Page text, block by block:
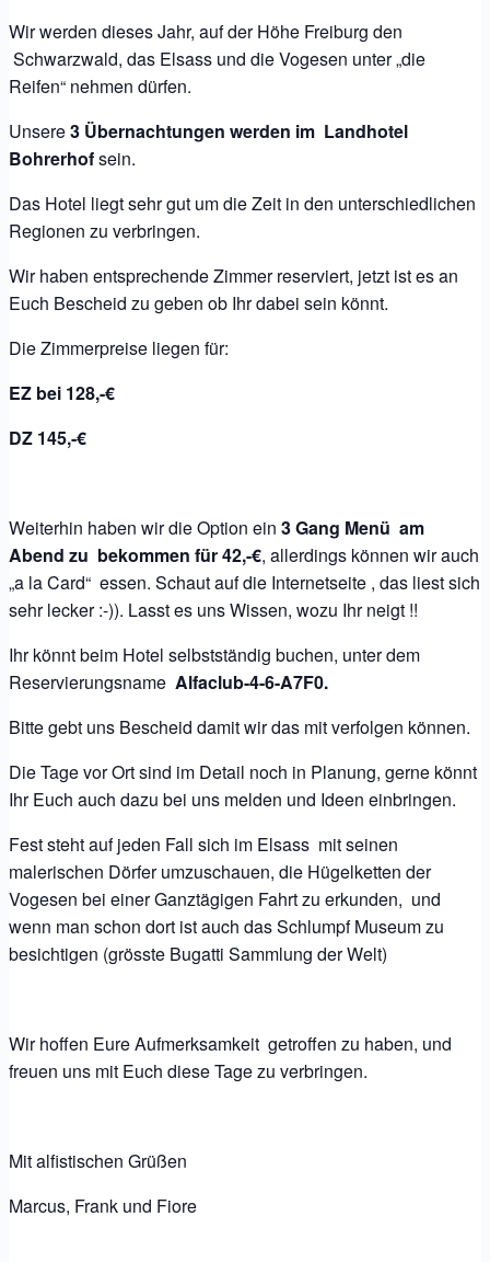
Wir werden dieses Jahr, auf der Höhe Freiburg den
Schwarzwald, das Elsass und die Vogesen unter „die
Reifen“ nehmen dürfen.
Unsere3 Übernachtungen werden im Landhotel
Bohrerhofsein.
Das Hotel liegt sehr gut um die Zeit in den unterschiedlichen
Regionen zu verbringen.
Wir haben entsprechende Zimmer reserviert, jetzt ist es an
Euch Bescheid zu geben ob Ihr dabei sein könnt.
Die Zimmerpreise liegen für:
EZ bei 128,-€
DZ 145,-€
Weiterhin haben wir die Option ein 3 Gang Menü am
Abend zu bekommen für 42,-€, allerdings können wir auch
„a la Card“ essen. Schaut auf die Internetseite , das liest sich
sehr lecker :-)). Lasst es uns Wissen, wozu Ihr neigt !!
Ihr könnt beim Hotel selbstständig buchen, unter dem
Reservierungsname Alfaclub-4-6-A7F0.
Bitte gebt uns Bescheid damit wir das mit verfolgen können.
Die Tage vor Ort sind im Detail noch in Planung, gerne könnt
Ihr Euch auch dazu bei uns melden und Ideen einbringen.
Fest steht auf jeden Fall sich im Elsass mit seinen
malerischen Dörfer umzuschauen, die Hügelketten der
Vogesen bei einer Ganztägigen Fahrt zu erkunden, und
wenn man schon dort ist auch das Schlumpf Museum zu
besichtigen (grösste Bugatti Sammlung der Welt)
Wir hoffen Eure Aufmerksamkeit getroffen zu haben, und
freuen uns mit Euch diese Tage zu verbringen.
Mit alfistischen Grüßen
Marcus, Frank und Fiore